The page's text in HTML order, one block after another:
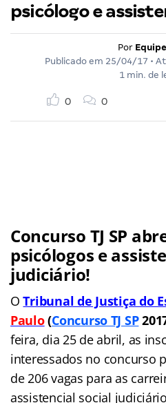
psicólogo e
Por
Publicado em 25/04/17 •
1 min. de
0 0
Concurso TJ SP
psicólogos e
judiciário!
OTribunal de Justiça do
Paulo(Concurso TJ SP
feira, dia 25 de abril, as
interessados no concurso
de 206 vagas para as
assistencial social